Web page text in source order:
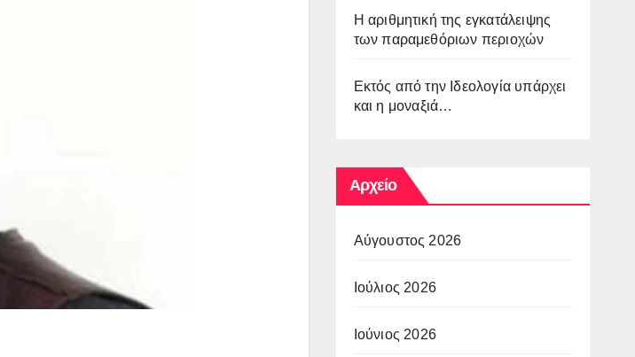
Η αριθμητική της εγκατάλειψης
των παραμεθόριων περιοχών
Εκτός από την Ιδεολογία υπάρχει
και η μοναξιά…
Αρχείο
Αύγουστος 2026
Ιούλιος 2026
Ιούνιος 2026